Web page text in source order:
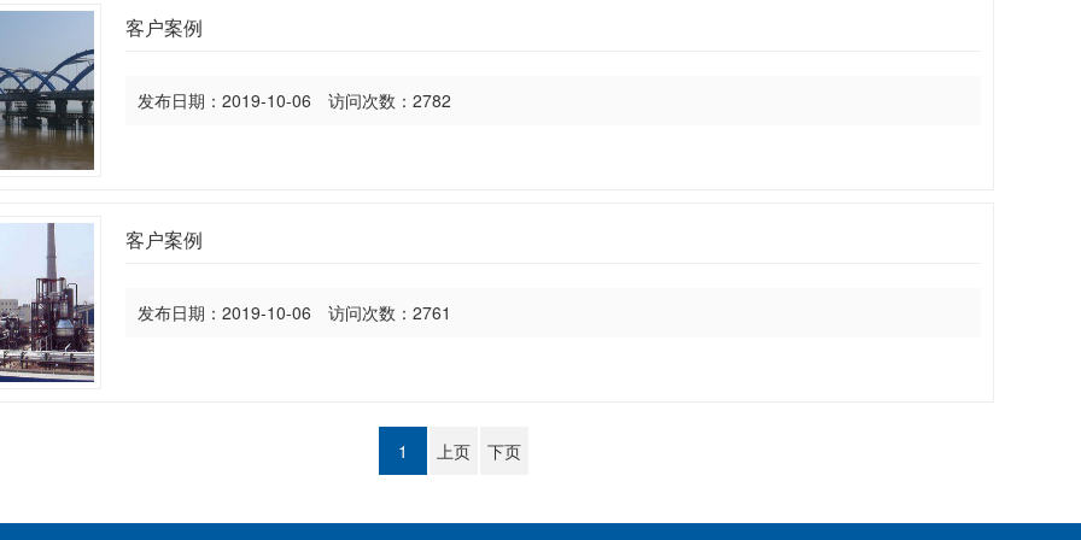
客户案例
发布日期：2019-10-06 访问次数：2782
客户案例
发布日期：2019-10-06 访问次数：2761
1 上页 下页